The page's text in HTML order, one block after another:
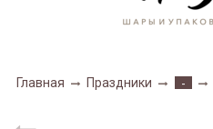
Главная Праздники -